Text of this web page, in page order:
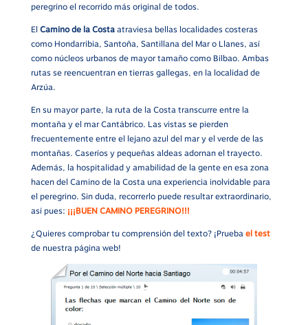
peregrino el recorrido más original de todos.
El Camino de la Costaatraviesa bellas localidades costeras
como Hondarribia, Santoña, Santillana del Mar o Llanes, así
como núcleos urbanos de mayor tamaño como Bilbao. Ambas
rutas se reencuentran en tierras gallegas, en la localidad de
Arzúa.
En su mayor parte, la ruta de la Costa transcurre entre la
montaña y el mar Cantábrico. Las vistas se pierden
frecuentemente entre el lejano azul del mar y el verde de las
montañas. Caseríos y pequeñas aldeas adornan el trayecto.
Además, la hospitalidad y amabilidad de la gente en esa zona
hacen del Camino de la Costa una experiencia inolvidable para
el peregrino. Sin duda, recorrerlo puede resultar extraordinario,
así pues: ¡¡¡BUEN CAMINO PEREGRINO!!!
¿Quieres comprobar tu comprensión del texto? ¡Prueba el test
de nuestra página web!